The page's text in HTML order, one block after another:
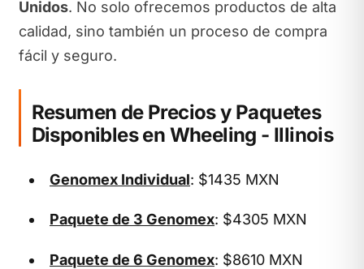
Unidos. No solo ofrecemos productos de alta
calidad, sino también un proceso de compra
fácil y seguro.
Resumen de Precios y Paquetes
Disponibles en Wheeling - Illinois
Genomex Individual: $1435 MXN
Paquete de 3 Genomex: $4305 MXN
Paquete de 6 Genomex: $8610 MXN